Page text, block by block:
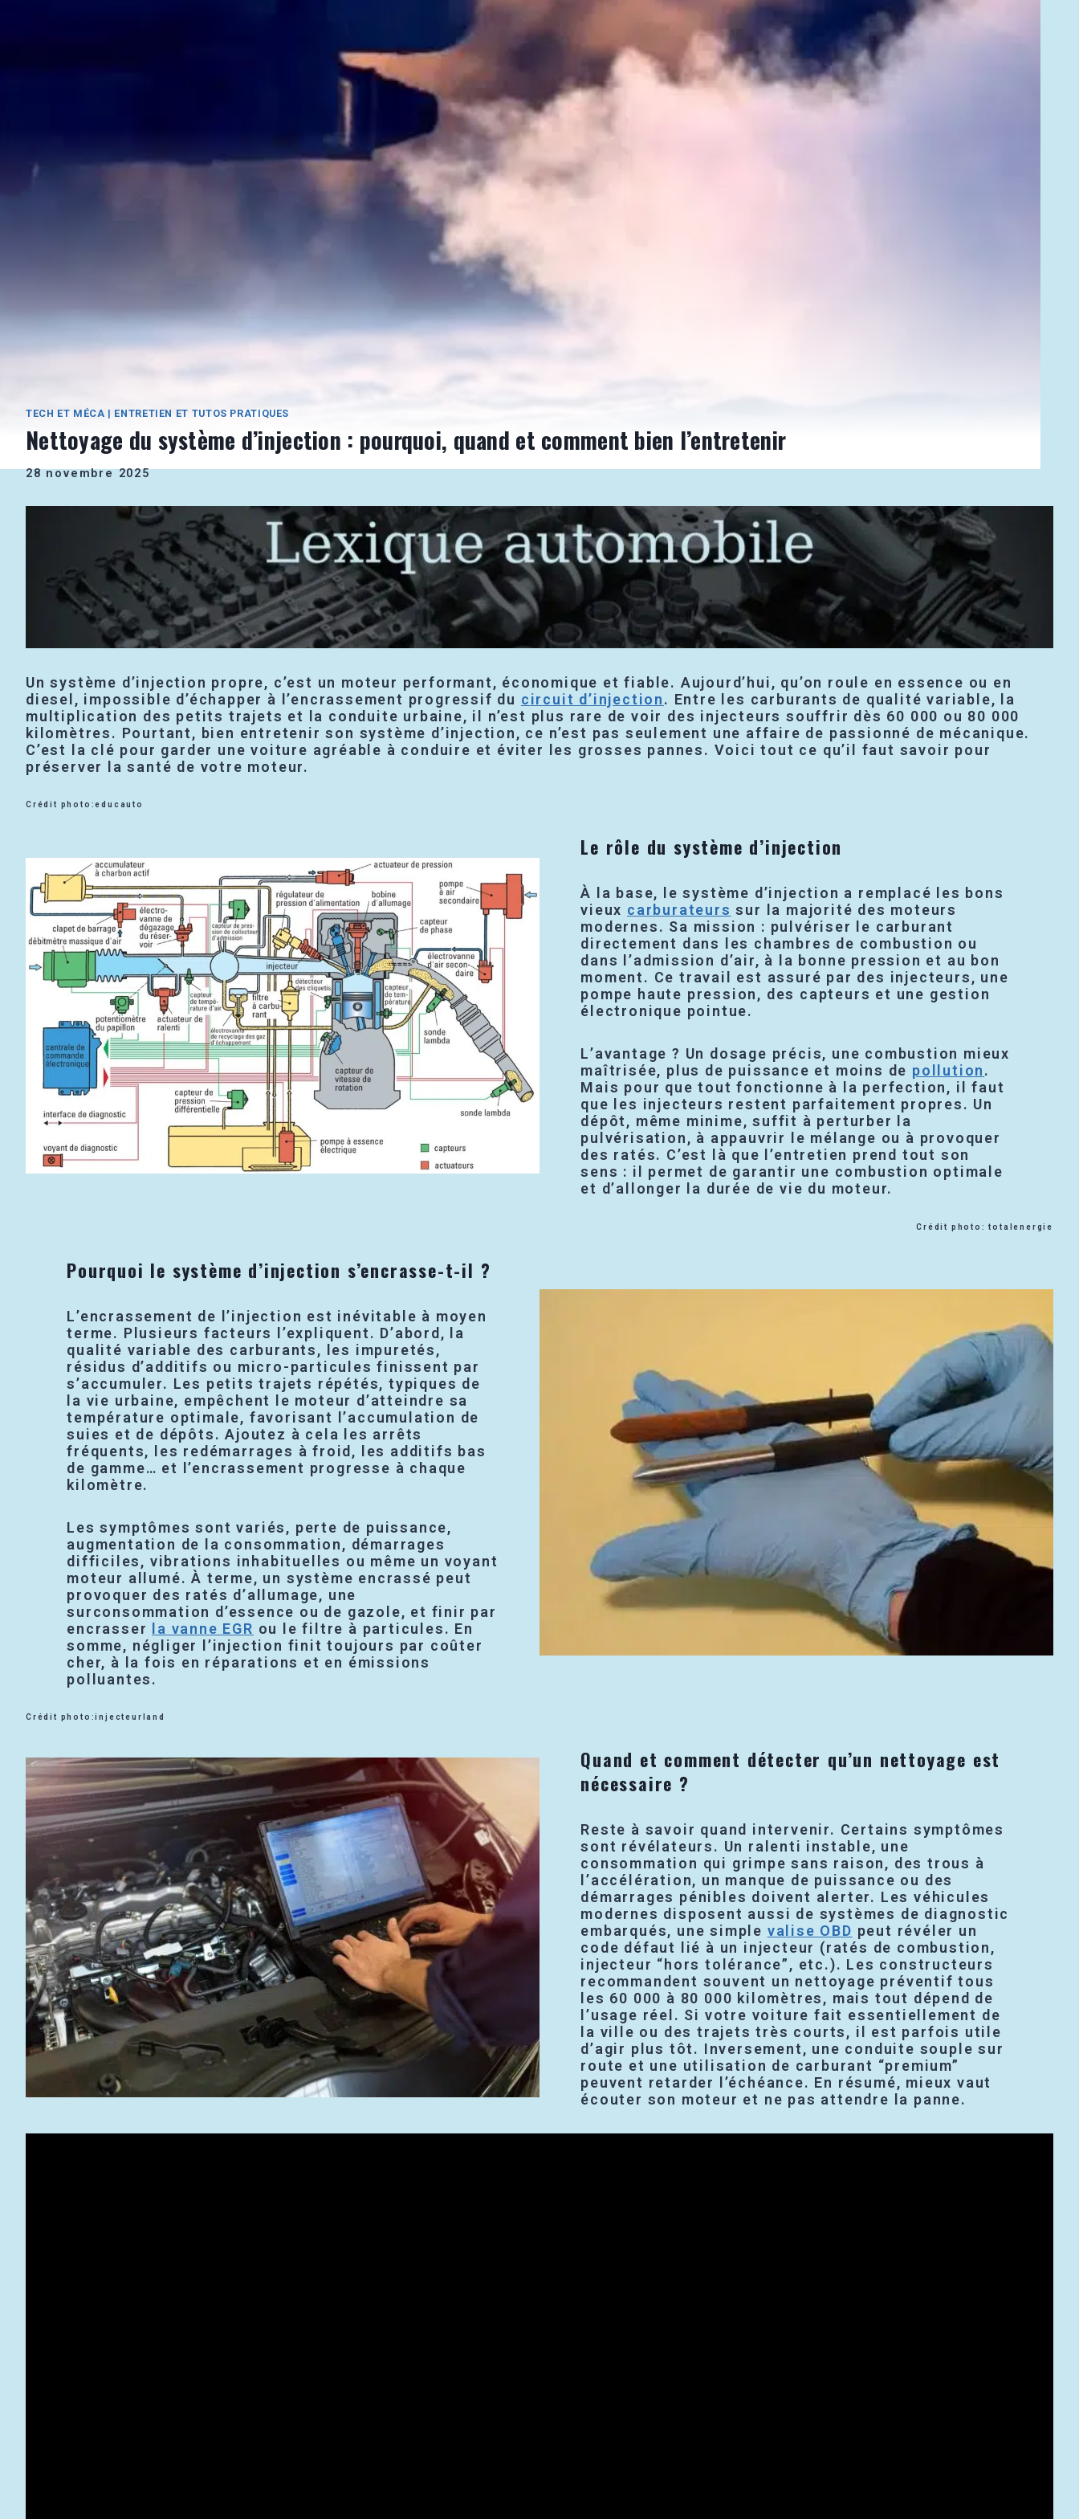
TECH ET MÉCA | ENTRETIEN ET TUTOS PRATIQUES
Nettoyage du système d’injection : pourquoi, quand et comment bien l’entretenir
28 novembre 2025
Un système d’injection propre, c’est un moteur performant, économique et fiable. Aujourd’hui, qu’on roule en essence ou en
diesel, impossible d’échapper à l’encrassement progressif du circuit d’injection. Entre les carburants de qualité variable, la
multiplication des petits trajets et la conduite urbaine, il n’est plus rare de voir des injecteurs souffrir dès 60 000 ou 80 000
kilomètres. Pourtant, bien entretenir son système d’injection, ce n’est pas seulement une affaire de passionné de mécanique.
C’est la clé pour garder une voiture agréable à conduire et éviter les grosses pannes. Voici tout ce qu’il faut savoir pour
préserver la santé de votre moteur.
Crédit photo:educauto
Le rôle du système d’injection
À la base, le système d’injection a remplacé les bons
vieux carburateurs sur la majorité des moteurs
modernes. Sa mission : pulvériser le carburant
directement dans les chambres de combustion ou
dans l’admission d’air, à la bonne pression et au bon
moment. Ce travail est assuré par des injecteurs, une
pompe haute pression, des capteurs et une gestion
électronique pointue.
L’avantage ? Un dosage précis, une combustion mieux
maîtrisée, plus de puissance et moins de pollution.
Mais pour que tout fonctionne à la perfection, il faut
que les injecteurs restent parfaitement propres. Un
dépôt, même minime, suffit à perturber la
pulvérisation, à appauvrir le mélange ou à provoquer
des ratés. C’est là que l’entretien prend tout son
sens : il permet de garantir une combustion optimale
et d’allonger la durée de vie du moteur.
Crédit photo: totalenergie
Pourquoi le système d’injection s’encrasse-t-il ?
L’encrassement de l’injection est inévitable à moyen
terme. Plusieurs facteurs l’expliquent. D’abord, la
qualité variable des carburants, les impuretés,
résidus d’additifs ou micro-particules finissent par
s’accumuler. Les petits trajets répétés, typiques de
la vie urbaine, empêchent le moteur d’atteindre sa
température optimale, favorisant l’accumulation de
suies et de dépôts. Ajoutez à cela les arrêts
fréquents, les redémarrages à froid, les additifs bas
de gamme… et l’encrassement progresse à chaque
kilomètre.
Les symptômes sont variés, perte de puissance,
augmentation de la consommation, démarrages
difficiles, vibrations inhabituelles ou même un voyant
moteur allumé. À terme, un système encrassé peut
provoquer des ratés d’allumage, une
surconsommation d’essence ou de gazole, et finir par
encrasser la vanne EGR ou le filtre à particules. En
somme, négliger l’injection finit toujours par coûter
cher, à la fois en réparations et en émissions
polluantes.
Crédit photo:injecteurland
Quand et comment détecter qu’un nettoyage est
nécessaire ?
Reste à savoir quand intervenir. Certains symptômes
sont révélateurs. Un ralenti instable, une
consommation qui grimpe sans raison, des trous à
l’accélération, un manque de puissance ou des
démarrages pénibles doivent alerter. Les véhicules
modernes disposent aussi de systèmes de diagnostic
embarqués, une simple valise OBD peut révéler un
code défaut lié à un injecteur (ratés de combustion,
injecteur “hors tolérance”, etc.). Les constructeurs
recommandent souvent un nettoyage préventif tous
les 60 000 à 80 000 kilomètres, mais tout dépend de
l’usage réel. Si votre voiture fait essentiellement de
la ville ou des trajets très courts, il est parfois utile
d’agir plus tôt. Inversement, une conduite souple sur
route et une utilisation de carburant “premium”
peuvent retarder l’échéance. En résumé, mieux vaut
écouter son moteur et ne pas attendre la panne.